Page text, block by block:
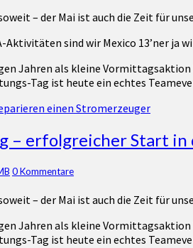
– der Mai ist auch die Zeit für
Aktivitäten sind wir Mexico 13’ner ja
Jahren als kleine
Tag ist heute ein echtes
– erfolgreicher Start in
Kommentare
0 Kommentare
– der Mai ist auch die Zeit für
Jahren als kleine
Tag ist heute ein echtes